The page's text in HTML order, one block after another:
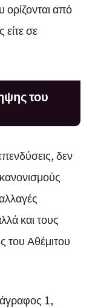
ορίζονται από
είτε σε
του
δεν
και τους
Αθέμιτου
1,